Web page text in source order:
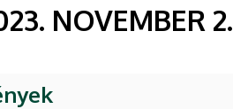
NOVEMBER 2.